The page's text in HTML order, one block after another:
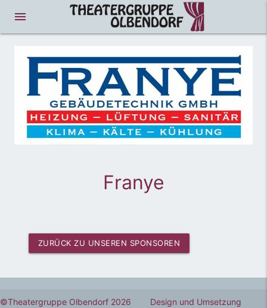
menue
Franye
ZURÜCK ZU UNSEREN SPONSOREN
©Theatergruppe Olbendorf 2026 Design und Umsetzung